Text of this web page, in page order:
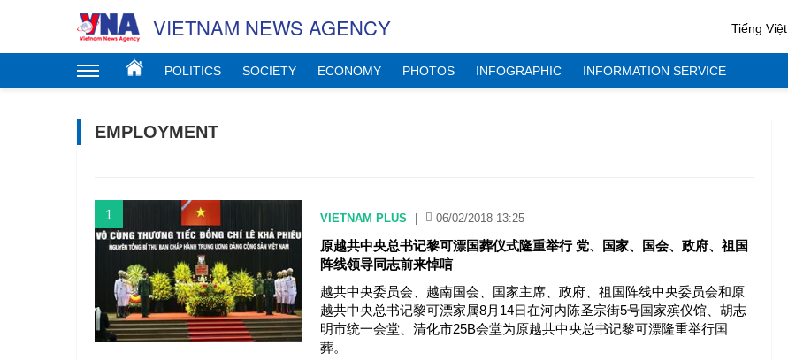
VIETNAM NEWS AGENCY Tiếng Việt
POLITICS SOCIETY ECONOMY PHOTOS INFOGRAPHIC INFORMATION SERVICE
EMPLOYMENT
1 VIETNAM PLUS 06/02/2018 13:25
原越共中央总书记黎可漂国葬仪式隆重举行 党、国家、国会、政府、祖国
阵线领导同志前来悼唁
越共中央委员会、越南国会、国家主席、政府、祖国阵线中央委员会和原
越共中央总书记黎可漂家属8月14日在河内陈圣宗街5号国家殡仪馆、胡志
明市统一会堂、清化市25B会堂为原越共中央总书记黎可漂隆重举行国
葬。